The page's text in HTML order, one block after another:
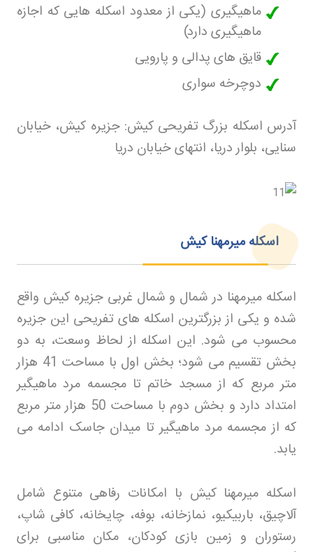
ماهیگیری (یکی از معدود اسکله هایی که اجازه
ماهیگیری دارد)
قایق های پدالی و پارویی
دوچرخه سواری
آدرس اسکله بزرگ تفریحی کیش: جزیره کیش، خیابان
سنایی، بلوار دریا، انتهای خیابان دریا
اسکله میرمهنا کیش
اسکله میرمهنا در شمال و شمال غربی جزیره کیش واقع
شده و یکی از بزرگترین اسکله های تفریحی این جزیره
محسوب می شود. این اسکله از لحاظ وسعت، به دو
بخش تقسیم می شود؛ بخش اول با مساحت 41 هزار
متر مربع که از مسجد خاتم تا مجسمه مرد ماهیگیر
امتداد دارد و بخش دوم با مساحت 50 هزار متر مربع
که از مجسمه مرد ماهیگیر تا میدان جاسک ادامه می
یابد.
اسکله میرمهنا کیش با امکانات رفاهی متنوع شامل
آلاچیق، باربیکیو، نمازخانه، بوفه، چایخانه، کافی شاپ،
رستوران و زمین بازی کودکان، مکان مناسبی برای